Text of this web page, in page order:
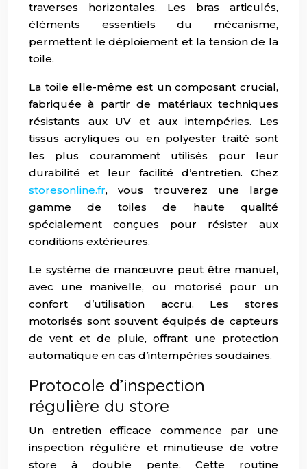
traverses horizontales. Les bras articulés,
éléments essentiels du mécanisme,
permettent le déploiement et la tension de la
toile.
La toile elle-même est un composant crucial,
fabriquée à partir de matériaux techniques
résistants aux UV et aux intempéries. Les
tissus acryliques ou en polyester traité sont
les plus couramment utilisés pour leur
durabilité et leur facilité d’entretien. Chez
storesonline.fr, vous trouverez une large
gamme de toiles de haute qualité
spécialement conçues pour résister aux
conditions extérieures.
Le système de manœuvre peut être manuel,
avec une manivelle, ou motorisé pour un
confort d’utilisation accru. Les stores
motorisés sont souvent équipés de capteurs
de vent et de pluie, offrant une protection
automatique en cas d’intempéries soudaines.
Protocole d’inspection
régulière du store
Un entretien efficace commence par une
inspection régulière et minutieuse de votre
store à double pente. Cette routine